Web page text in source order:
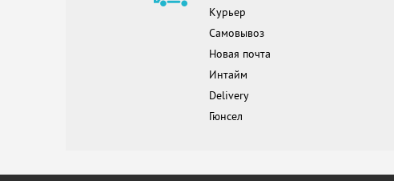
Курьер
Самовывоз
Новая почта
Интайм
Delivery
Гюнсел